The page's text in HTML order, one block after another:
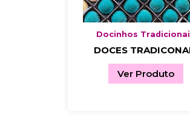
Docinhos
DOCES
Ver Produto